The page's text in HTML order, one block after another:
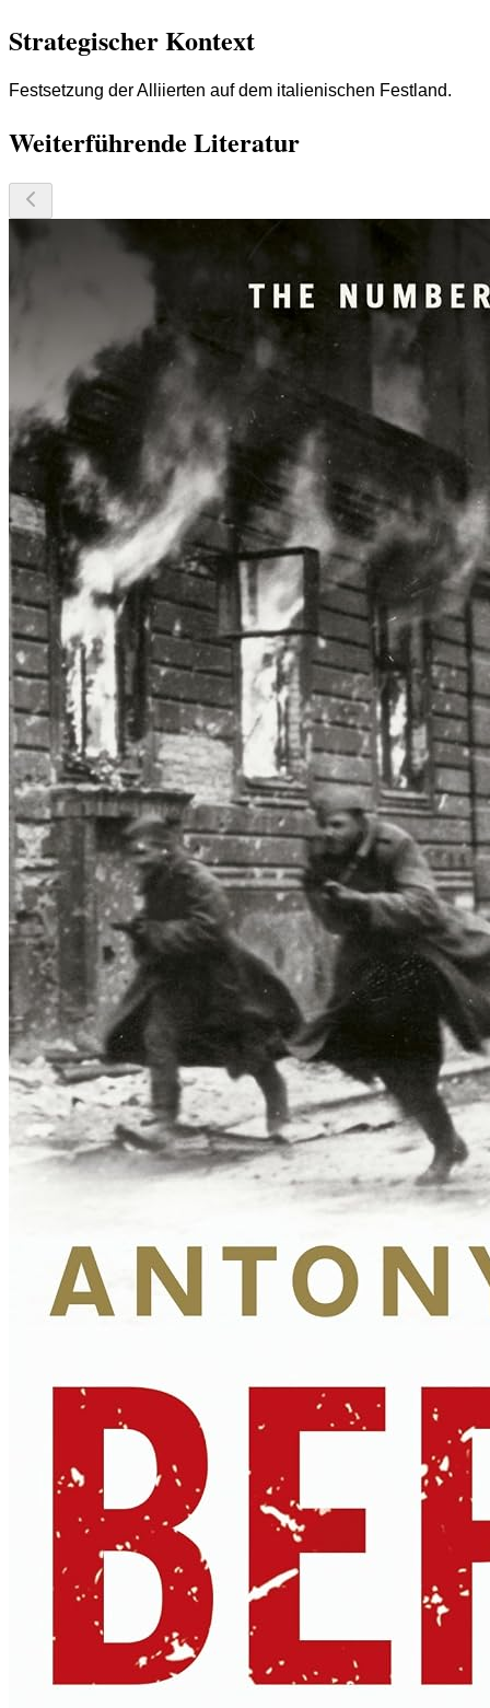
Strategischer Kontext
Festsetzung der Alliierten auf dem italienischen Festland.
Weiterführende Literatur